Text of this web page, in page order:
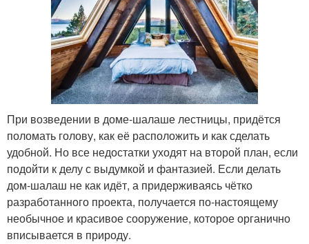
При возведении в доме-шалаше лестницы, придётся
поломать голову, как её расположить и как сделать
удобной. Но все недостатки уходят на второй план, если
подойти к делу с выдумкой и фантазией. Если делать
дом-шалаш не как идёт, а придерживаясь чётко
разработанного проекта, получается по-настоящему
необычное и красивое сооружение, которое органично
вписывается в природу.